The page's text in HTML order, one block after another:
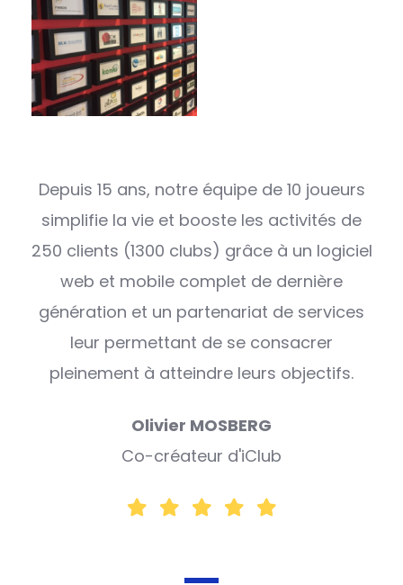
Depuis 15 ans, notre équipe de 10 joueurs
simplifie la vie et booste les activités de
250 clients (1300 clubs) grâce à un logiciel
web et mobile complet de dernière
génération et un partenariat de services
leur permettant de se consacrer
pleinement à atteindre leurs objectifs.
Olivier MOSBERG
Co-créateur d'iClub